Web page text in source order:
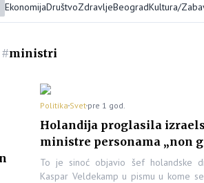
EkonomijaDruštvoZdravljeBeogradKultura/
#ministri
PolitikaSvetpre 1 god.
Holandija proglasila
ministre personama „non
To je sinoć objavio šef holandske
Kaspar Veldekamp u pismu u kome